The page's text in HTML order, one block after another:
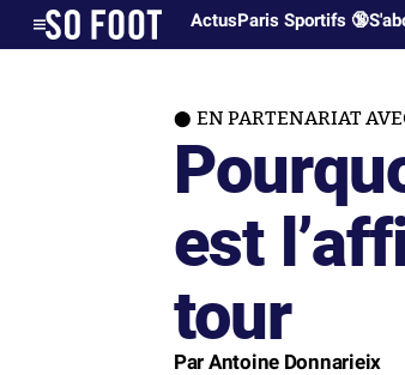
ActusParis Sportifs 🔞
EN PARTENARIAT
est
tour
Par Antoine Donnarieix